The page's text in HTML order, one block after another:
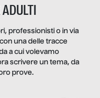
professionisti o in via
una delle tracce
a cui volevamo
scrivere un tema, da
prove.